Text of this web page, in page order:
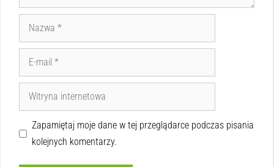
Zapamiętaj moje dane w tej przeglądarce podczas pisania
kolejnych komentarzy.